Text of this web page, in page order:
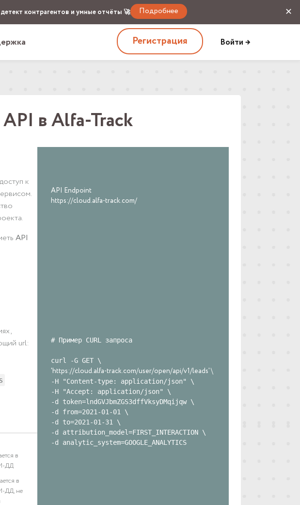
контрагентов и умные отчёты 🚀 Подробнее ✕
Регистрация Войти →
в Alfa-Track
API Endpoint
https://cloud.alfa-track.com/
к
API
# Пример CURL запроса
'https://cloud.alfa-track.com/user/open/api/v1/leads' \
-H "Content-type: application/json" \
-H "Accept: application/json" \
-d token=lndGVJbmZGS3dffVksyDMqijqw \
-d from=2021-01-01 \
-d to=2021-01-31 \
-d attribution_model=FIRST_INTERACTION \
-d analytic_system=GOOGLE_ANALYTICS
url:
в
ДД
в
ДД, не